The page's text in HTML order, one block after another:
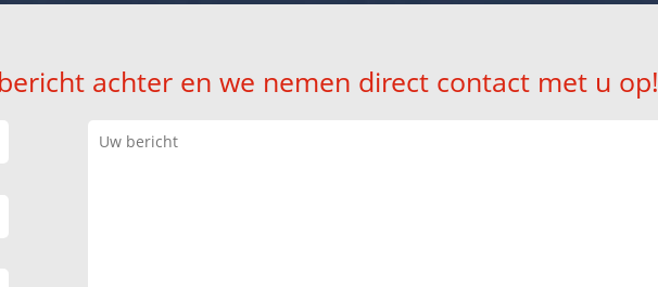
achter en we nemen direct contact met u op!